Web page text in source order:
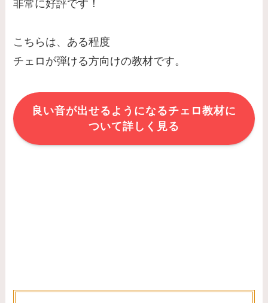
非常に好評です！
こちらは、ある程度
チェロが弾ける方向けの教材です。
良い音が出せるようになるチェロ教材に
ついて詳しく見る